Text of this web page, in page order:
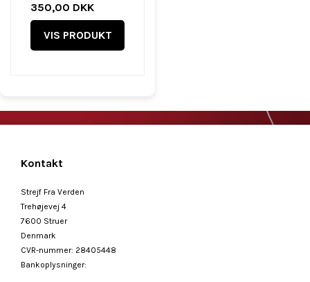
350,00 DKK
VIS PRODUKT
Kontakt
Strejf Fra Verden
Trehøjevej 4
7600 Struer
Denmark
CVR-nummer: 28405448
Bankoplysninger: